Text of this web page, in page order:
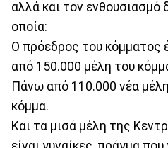
αλλά και τον ενθουσιασμό
οποία:
Ο πρόεδρος του κόμματος
από 150.000 μέλη του
Πάνω από 110.000 νέα
κόμμα.
Και τα μισά μέλη της